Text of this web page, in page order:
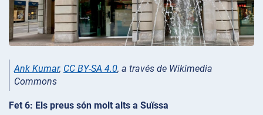
Ank Kumar, CC BY-SA 4.0, a través de Wikimedia
Commons
Fet 6: Els preus són molt alts a Suïssa